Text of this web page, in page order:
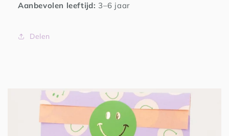
Aanbevolen leeftijd: 3–6 jaar
Delen